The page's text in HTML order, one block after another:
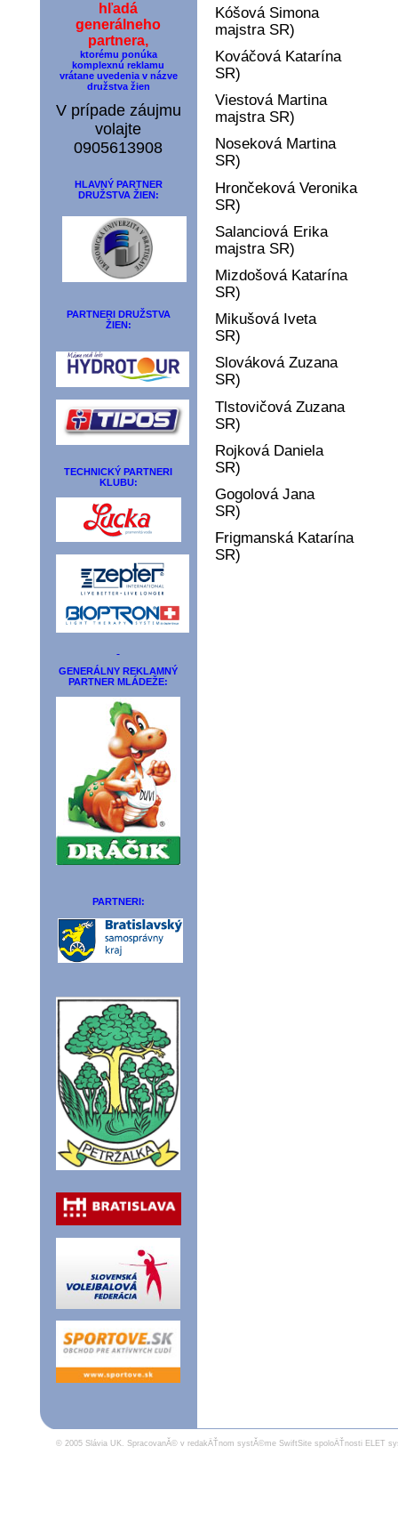
hľadá
generálneho
partnera,
ktorému ponúka
komplexnú reklamu
vrátane uvedenia v názve
družstva žien
V prípade záujmu
volajte
0905613908
HLAVNÝ PARTNER
DRUŽSTVA ŽIEN:
PARTNERI DRUŽSTVA
ŽIEN:
TECHNICKÝ PARTNERI
KLUBU:
GENERÁLNY REKLAMNÝ
PARTNER MLÁDEŽE:
PARTNERI:
Kóšová Simona
majstra SR)
Kováčová Katarína
SR)
Viestová Martina
majstra SR)
Noseková Martina
SR)
Hrončeková Veronika
SR)
Salanciová Erika
majstra SR)
Mizdošová Katarína
SR)
Mikušová Iveta
SR)
Slováková Zuzana
SR)
Tlstovičová Zuzana
SR)
Rojková Daniela
SR)
Gogolová Jana
SR)
Frigmanská Katarína
SR)
© 2005 Slávia UK. SpracovanĂ© v redakÄŤnom systĂ©me SwiftSite spoloÄŤnosti ELET